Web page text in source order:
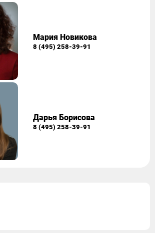
Мария Новикова
8 (495) 258-39-91
Дарья Борисова
8 (495) 258-39-91